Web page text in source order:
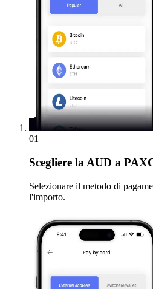
01
Scegliere la AUD a
Selezionare il metodo di
l'importo.